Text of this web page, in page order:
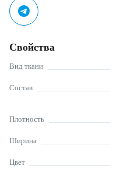
Свойства
Вид ткани
Состав
Плотность
Ширина
Цвет